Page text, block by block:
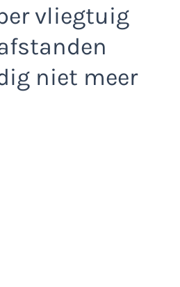
vliegtuig
niet meer